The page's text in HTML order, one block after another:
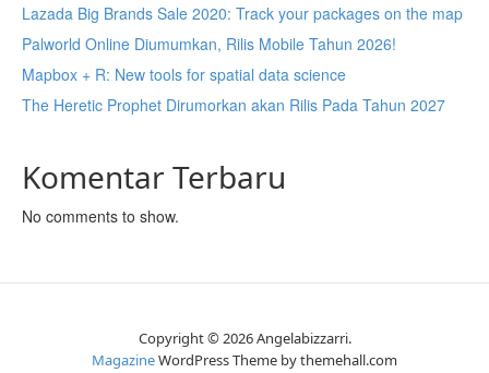
Lazada Big Brands Sale 2020: Track your packages on the map
Palworld Online Diumumkan, Rilis Mobile Tahun 2026!
Mapbox + R: New tools for spatial data science
The Heretic Prophet Dirumorkan akan Rilis Pada Tahun 2027
Komentar Terbaru
No comments to show.
Copyright © 2026 Angelabizzarri.
MagazineWordPress Theme by themehall.com